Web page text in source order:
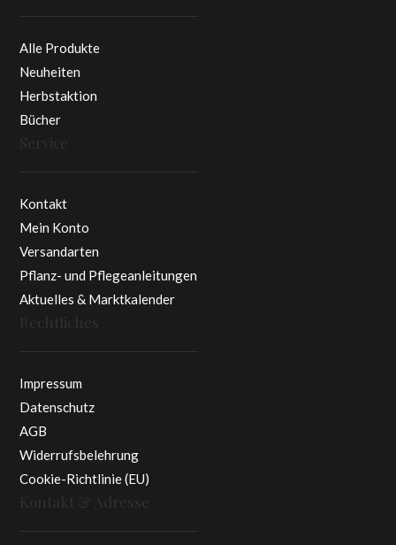
Alle Produkte
Neuheiten
Herbstaktion
Bücher
Service
Kontakt
Mein Konto
Versandarten
Pflanz- und Pflegeanleitungen
Aktuelles & Marktkalender
Rechtliches
Impressum
Datenschutz
AGB
Widerrufsbelehrung
Cookie-Richtlinie (EU)
Kontakt & Adresse